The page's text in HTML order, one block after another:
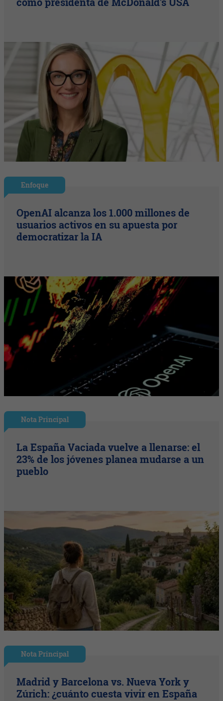
Enfoque
OpenAI alcanza los 1.000 millones de
usuarios activos en su apuesta por
democratizar la IA
Nota Principal
La España Vaciada vuelve a llenarse: el
23% de los jóvenes planea mudarse a un
pueblo
Nota Principal
Madrid y Barcelona vs. Nueva York y
Zúrich: ¿cuánto cuesta vivir en España